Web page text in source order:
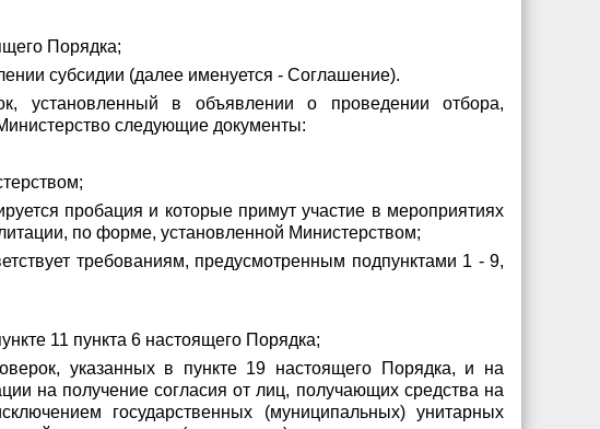
Порядка;
субсидии (далее именуется - Соглашение).
установленный в объявлении о проведении отбора,
следующие документы:
пробация и которые примут участие в мероприятиях
по форме, установленной Министерством;
требованиям, предусмотренным подпунктами 1 - 9,
11 пункта 6 настоящего Порядка;
указанных в пункте 19 настоящего Порядка, и на
на получение согласия от лиц, получающих средства на
государственных (муниципальных) унитарных